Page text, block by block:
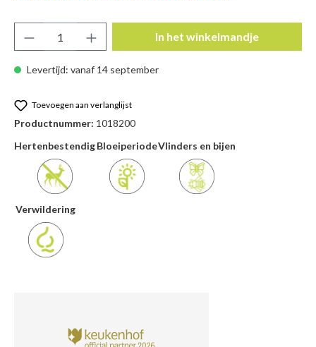
Levertijd: vanaf 14 september
Producthoeveelheid: Voer de gewenste
In het winkelmandje
Toevoegen aan verlanglijst
Productnummer: 1018200
HertenbestendigBloeiperiodeVlinders en bijen
Verwildering